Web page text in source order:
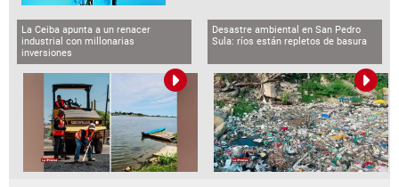
La Ceiba apunta a un renacer
industrial con millonarias
inversiones
Desastre ambiental en San Pedro
Sula: ríos están repletos de basura